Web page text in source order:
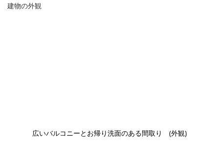
建物の外観
広いバルコニーとお帰り洗面のある間取り　(外観)